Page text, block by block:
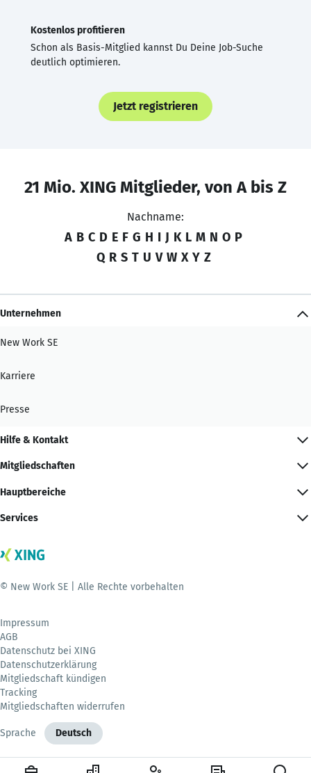
Kostenlos profitieren
Schon als Basis-Mitglied kannst Du Deine Job-Suche
deutlich optimieren.
Jetzt registrieren
21 Mio. XING Mitglieder, von A bis Z
Nachname:
A B C D E F G H I J K L M N O P
Q R S T U V W X Y Z
Unternehmen
New Work SE
Karriere
Presse
Hilfe & Kontakt
Mitgliedschaften
Hauptbereiche
Services
© New Work SE | Alle Rechte vorbehalten
Impressum
AGB
Datenschutz bei XING
Datenschutzerklärung
Mitgliedschaft kündigen
Tracking
Mitgliedschaften widerrufen
Sprache Deutsch